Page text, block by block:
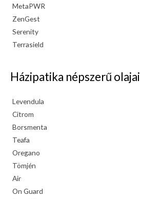
MetaPWR
ZenGest
Serenity
Terrasield
Házipatika népszerű olajai
Levendula
Citrom
Borsmenta
Teafa
Oregano
Tömjén
Air
On Guard